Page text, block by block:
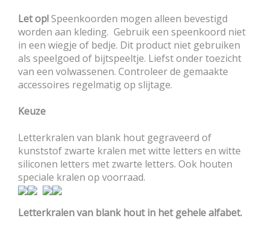
Let op!Speenkoorden mogen alleen bevestigd
worden aan kleding. Gebruik een speenkoord niet
in een wiegje of bedje. Dit product niet gebruiken
als speelgoed of bijtspeeltje. Liefst onder toezicht
van een volwassenen. Controleer de gemaakte
accessoires regelmatig op slijtage.
Keuze
Letterkralen van blank hout gegraveerd of
kunststof zwarte kralen met witte letters en witte
siliconen letters met zwarte letters. Ook houten
speciale kralen op voorraad.
Letterkralen van blank hout in het gehele alfabet.